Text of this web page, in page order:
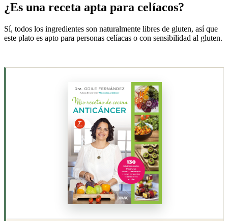
¿Es una receta apta para celíacos?
Sí, todos los ingredientes son naturalmente libres de gluten, así que
este plato es apto para personas celíacas o con sensibilidad al gluten.